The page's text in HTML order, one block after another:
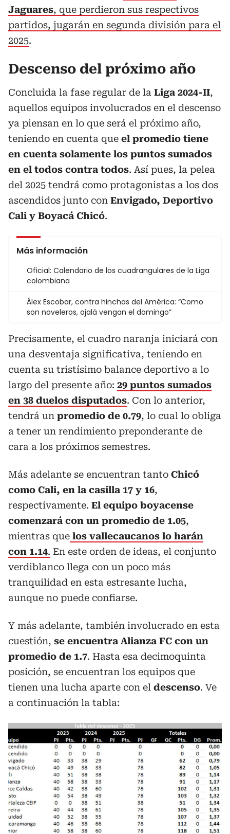
Jaguares, que perdieron sus respectivos
partidos, jugarán en segunda división para el
2025.
Descenso del próximo año
Concluida la fase regular de la Liga 2024-II,
aquellos equipos involucrados en el descenso
ya piensan en lo que será el próximo año,
teniendo en cuenta que el promedio tiene
en cuenta solamente los puntos sumados
en el todos contra todos. Así pues, la pelea
del 2025 tendrá como protagonistas a los dos
ascendidos junto con Envigado, Deportivo
Cali y Boyacá Chicó.
Más información
Oficial: Calendario de los cuadrangulares de la Liga
colombiana
Álex Escobar, contra hinchas del América: “Como
son noveleros, ojalá vengan el domingo”
Precisamente, el cuadro naranja iniciará con
una desventaja significativa, teniendo en
cuenta su tristísimo balance deportivo a lo
largo del presente año: 29 puntos sumados
en 38 duelos disputados. Con lo anterior,
tendrá un promedio de 0.79, lo cual lo obliga
a tener un rendimiento preponderante de
cara a los próximos semestres.
Más adelante se encuentran tanto Chicó
como Cali, en la casilla 17 y 16,
respectivamente. El equipo boyacense
comenzará con un promedio de 1.05,
mientras que los vallecaucanos lo harán
con 1.14. En este orden de ideas, el conjunto
verdiblanco llega con un poco más
tranquilidad en esta estresante lucha,
aunque no puede confiarse.
Y más adelante, también involucrado en esta
cuestión, se encuentra Alianza FC con un
promedio de 1.7. Hasta esa decimoquinta
posición, se encuentran los equipos que
tienen una lucha aparte con el descenso. Ve
a continuación la tabla: